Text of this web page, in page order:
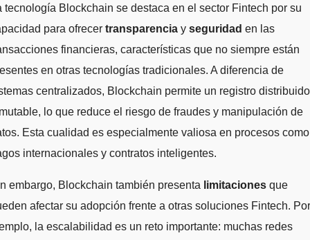
tecnología Blockchain se destaca en el sector Fintech por su
para ofrecer transparencia y seguridad en las
financieras, características que no siempre están
en otras tecnologías tradicionales. A diferencia de
centralizados, Blockchain permite un registro
lo que reduce el riesgo de fraudes y manipulación de
Esta cualidad es especialmente valiosa en procesos como
internacionales y contratos inteligentes.
embargo, Blockchain también presenta limitaciones que
afectar su adopción frente a otras soluciones Fintech. Por
la escalabilidad es un reto importante: muchas redes